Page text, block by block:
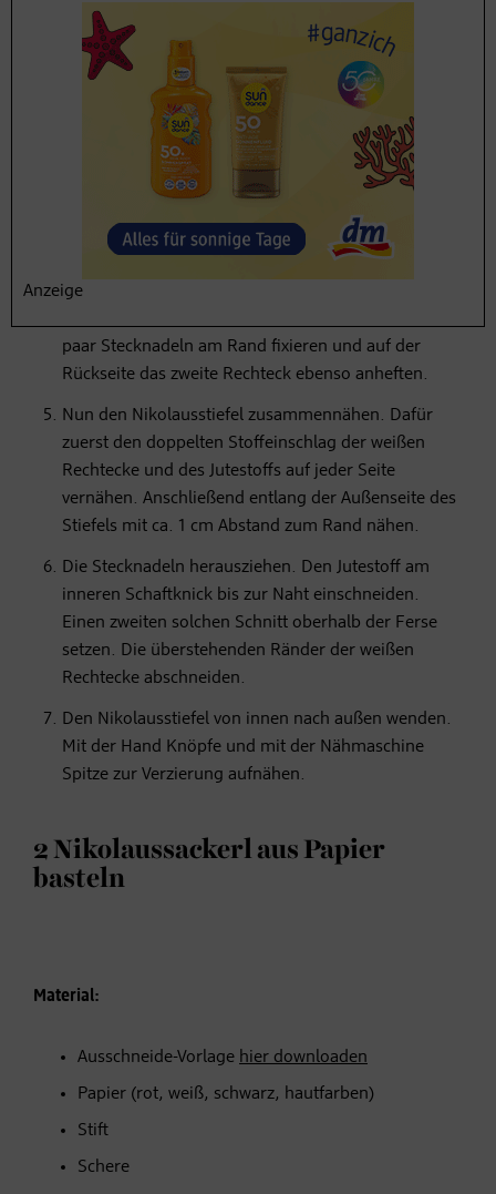
Jutestoff doppelt nehmen, die Stiefelschablone mit
Stecknadeln darauf befestigen, die Umrisse
nachzeichnen und ausschneiden.
Mit dem Rechteck und dem weißen Stoff genauso
verfahren und bei beiden die Papierschablonen
oberen am Schaftende fingerbreit nach unten falten.
Ein weißes Rechteck überlappend darüberlegen,
ebenfalls die obere Seite fingerbreit nach unten
paar Stecknadeln am Rand fixieren und auf der
Rückseite das zweite Rechteck ebenso anheften.
Nun den Nikolausstiefel zusammennähen. Dafür
zuerst den doppelten Stoffeinschlag der weißen
Rechtecke und des Jutestoffs auf jeder Seite
vernähen. Anschließend entlang der Außenseite des
Stiefels mit ca. 1 cm Abstand zum Rand nähen.
Die Stecknadeln herausziehen. Den Jutestoff am
inneren Schaftknick bis zur Naht einschneiden.
Einen zweiten solchen Schnitt oberhalb der Ferse
setzen. Die überstehenden Ränder der weißen
Rechtecke abschneiden.
Den Nikolausstiefel von innen nach außen wenden.
Mit der Hand Knöpfe und mit der Nähmaschine
Spitze zur Verzierung aufnähen.
2 Nikolaussackerl aus Papier
basteln
Material:
Ausschneide-Vorlage hier downloaden
Papier (rot, weiß, schwarz, hautfarben)
Stift
Schere
Anzeige